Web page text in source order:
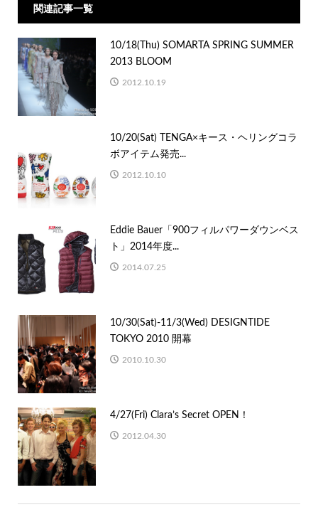
関連記事一覧
10/18(Thu) SOMARTA SPRING SUMMER
2013 BLOOM
2012.10.19
10/20(Sat) TENGA×キース・ヘリングコラ
ボアイテム発売...
2012.10.10
Eddie Bauer「900フィルパワーダウンベス
ト」2014年度...
2014.07.25
10/30(Sat)-11/3(Wed) DESIGNTIDE
TOKYO 2010 開幕
2010.10.30
4/27(Fri) Clara’s Secret OPEN！
2012.04.30